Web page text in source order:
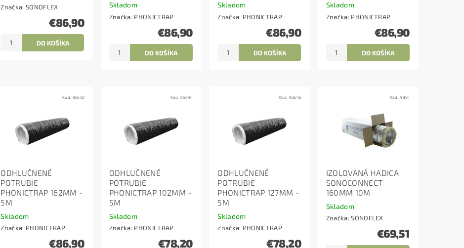
Značka: SONOFLEX
€86,90
Skladom
Značka: PHONICTRAP
€86,90
Skladom
Značka: PHONICTRAP
€86,90
Skladom
Značka: PHONICTRAP
€86,90
Kód: 95650
ODHLUČNENÉ
POTRUBIE
PHONICTRAP 162MM -
5M
Skladom
Značka: PHONICTRAP
€86,90
Kód:95644
ODHLUČNENÉ
POTRUBIE
PHONICTRAP 102MM -
5M
Skladom
Značka: PHONICTRAP
€78,20
Kód: 95646
ODHLUČNENÉ
POTRUBIE
PHONICTRAP 127MM -
5M
Skladom
Značka: PHONICTRAP
€78,20
Kód:4954
IZOLOVANÁ HADICA
SONOCONNECT
160MM 10M
Skladom
Značka:SONOFLEX
€69,51